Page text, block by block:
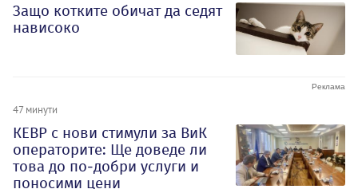
Защо котките обичат да седят
нависоко
47 минути
КЕВР с нови стимули за ВиК
операторите: Ще доведе ли
това до по-добри услуги и
поносими цени